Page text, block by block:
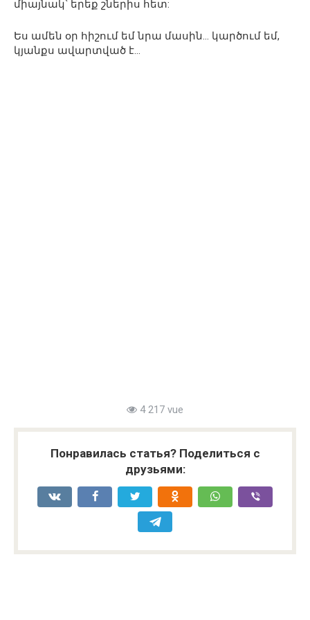
միայնակ՝ երեք շներիս հետ:
Ես ամեն օր հիշում եմ նրա մասին… կարծում եմ,
կյանքս ավարտված է…
4 217 vue
Понравилась статья? Поделиться с
друзьями: